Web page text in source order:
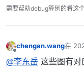
需要帮助debug算例的看这
chengan.wang在
最后
@李东岳 这些图有对